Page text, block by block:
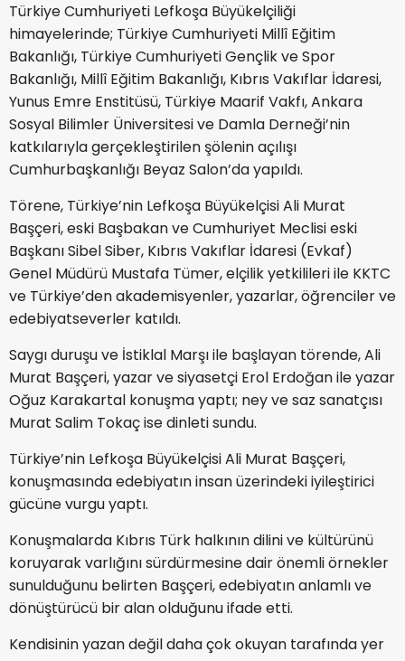
Türkiye Cumhuriyeti Lefkoşa Büyükelçiliği
himayelerinde; Türkiye Cumhuriyeti Millî Eğitim
Bakanlığı, Türkiye Cumhuriyeti Gençlik ve Spor
Bakanlığı, Millî Eğitim Bakanlığı, Kıbrıs Vakıflar İdaresi,
Yunus Emre Enstitüsü, Türkiye Maarif Vakfı, Ankara
Sosyal Bilimler Üniversitesi ve Damla Derneği’nin
katkılarıyla gerçekleştirilen şölenin açılışı
Cumhurbaşkanlığı Beyaz Salon’da yapıldı.
Törene, Türkiye’nin Lefkoşa BüyükelçisiAli Murat
Başçeri, eski Başbakan ve Cumhuriyet Meclisi eski
BaşkanıSibel Siber, Kıbrıs Vakıflar İdaresi (Evkaf)
Genel Müdürü Mustafa Tümer, elçilik yetkilileri ile KKTC
ve Türkiye’den akademisyenler, yazarlar, öğrenciler ve
edebiyatseverler katıldı.
Saygı duruşu ve İstiklal Marşı ile başlayan törende,Ali
Murat Başçeri, yazar ve siyasetçi Erol Erdoğan ile yazar
Oğuz Karakartal konuşma yaptı; ney ve saz sanatçısı
Murat Salim Tokaç ise dinleti sundu.
Türkiye’nin Lefkoşa BüyükelçisiAli Murat Başçeri,
konuşmasında edebiyatın insan üzerindeki iyileştirici
gücüne vurgu yaptı.
Konuşmalarda Kıbrıs Türk halkının dilini ve kültürünü
koruyarak varlığını sürdürmesine dair önemli örnekler
sunulduğunu belirten Başçeri, edebiyatın anlamlı ve
dönüştürücü bir alan olduğunu ifade etti.
Kendisinin yazan değil daha çok okuyan tarafında yer